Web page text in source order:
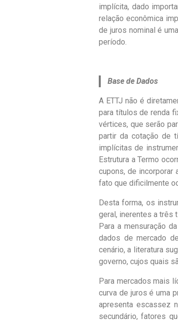
implícita, dado import
relação econômica
de juros nominal é
período.
Base de Dados
A ETTJ não é
para títulos de renda
vértices, que serão
partir da cotação de
implícitas de
Estrutura a Termo
cupons, de incorporar
fato que dificilmente
Desta forma, os
geral, inerentes a três
Para a mensuração
dados de mercado
cenário, a literatura
governo, cujos quais
Para mercados mais
curva de juros é uma
apresenta escassez
secundário, fatores